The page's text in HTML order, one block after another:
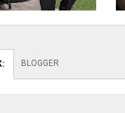
: BLOGGER